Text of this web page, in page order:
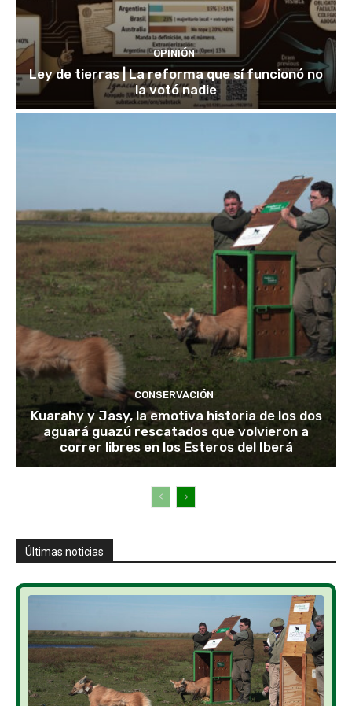
OPINIÓN
Ley de tierras | La reforma que sí funcionó no
la votó nadie
CONSERVACIÓN
Kuarahy y Jasy, la emotiva historia de los dos
aguará guazú rescatados que volvieron a
correr libres en los Esteros del Iberá
Últimas noticias